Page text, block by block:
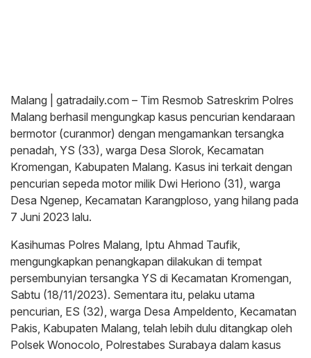
Malang | gatradaily.com – Tim Resmob Satreskrim Polres
Malang berhasil mengungkap kasus pencurian kendaraan
bermotor (curanmor) dengan mengamankan tersangka
penadah, YS (33), warga Desa Slorok, Kecamatan
Kromengan, Kabupaten Malang. Kasus ini terkait dengan
pencurian sepeda motor milik Dwi Heriono (31), warga
Desa Ngenep, Kecamatan Karangploso, yang hilang pada
7 Juni 2023 lalu.
Kasihumas Polres Malang, Iptu Ahmad Taufik,
mengungkapkan penangkapan dilakukan di tempat
persembunyian tersangka YS di Kecamatan Kromengan,
Sabtu (18/11/2023). Sementara itu, pelaku utama
pencurian, ES (32), warga Desa Ampeldento, Kecamatan
Pakis, Kabupaten Malang, telah lebih dulu ditangkap oleh
Polsek Wonocolo, Polrestabes Surabaya dalam kasus